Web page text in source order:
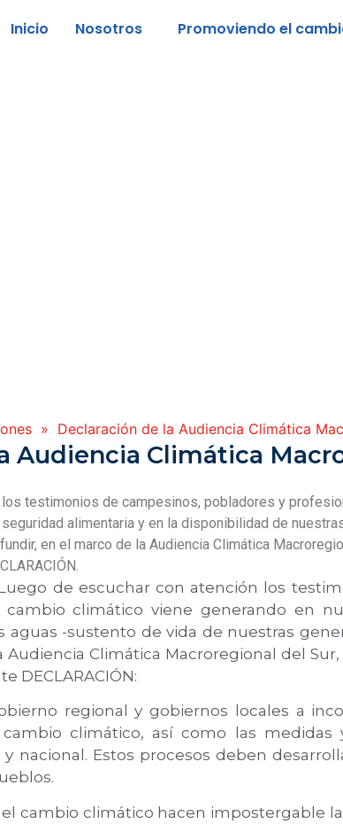
Inicio Nosotros Promoviendo el
» Declaración de la Audiencia Climática
Audiencia Climática
testimonios de campesinos, pobladores y
alimentaria y en la disponibilidad de
en el marco de la Audiencia Climática
de escuchar con atención los
climático viene generando en
-sustento de vida de nuestras
Climática Macroregional del
DECLARACIÓN:
regional y gobiernos locales a
climático, así como las
nacional. Estos procesos deben
cambio climático hacen impostergable